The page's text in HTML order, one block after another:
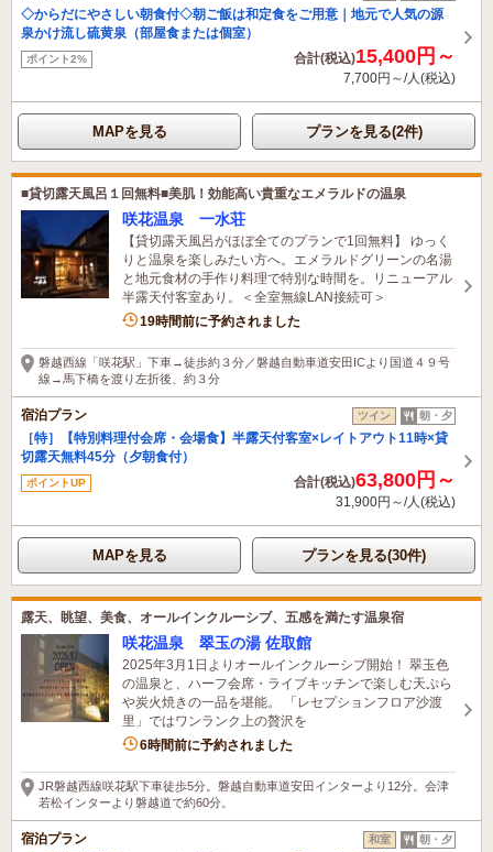
◇からだにやさしい朝食付◇朝ご飯は和定食をご用意｜地元で人気の源
泉かけ流し硫黄泉（部屋食または個室）
ポイント2% 合計(税込)15,400円～
7,700円～/人(税込)
MAPを見る プランを見る(2件)
■貸切露天風呂１回無料■美肌！効能高い貴重なエメラルドの温泉
咲花温泉 一水荘
【貸切露天風呂がほぼ全てのプランで1回無料】 ゆっく
りと温泉を楽しみたい方へ。エメラルドグリーンの名湯
と地元食材の手作り料理で特別な時間を。リニューアル
半露天付客室あり。＜全室無線LAN接続可＞
3名がこの宿を見ています
19時間前に予約されました
磐越西線「咲花駅」下車→徒歩約３分／磐越自動車道安田ICより国道４９号
線→馬下橋を渡り左折後、約３分
宿泊プラン ツイン 朝・夕
［特］【特別料理付会席・会場食】半露天付客室×レイトアウト11時×貸
切露天無料45分（夕朝食付）
ポイントUP 合計(税込)63,800円～
31,900円～/人(税込)
MAPを見る プランを見る(30件)
露天、眺望、美食、オールインクルーシブ、五感を満たす温泉宿
咲花温泉 翠玉の湯 佐取館
2025年3月1日よりオールインクルーシブ開始！ 翠玉色
の温泉と、ハーフ会席・ライブキッチンで楽しむ天ぷら
や炭火焼きの一品を堪能。 「レセプションフロア沙渡
里」ではワンランク上の贅沢を
5名がこの宿を見ています
6時間前に予約されました
JR磐越西線咲花駅下車徒歩5分。磐越自動車道安田インターより12分。会津
若松インターより磐越道で約60分。
宿泊プラン 和室 朝・夕